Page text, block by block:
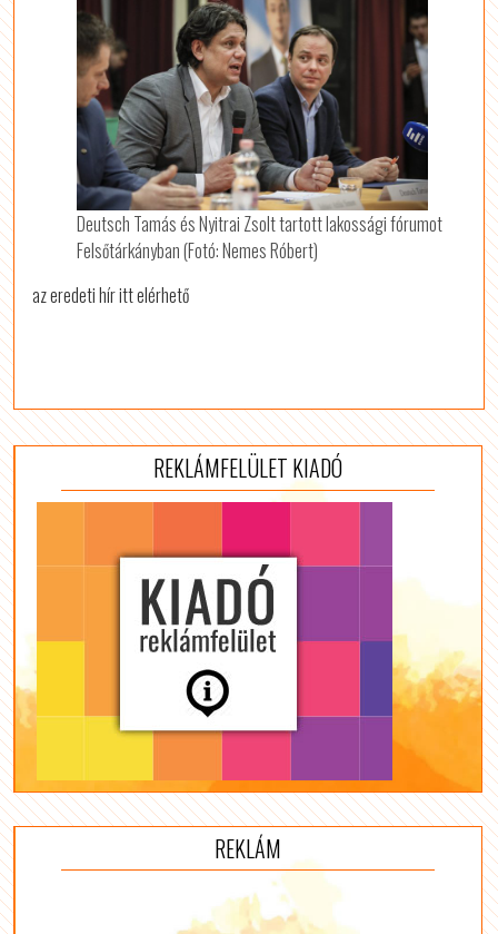
Deutsch Tamás és Nyitrai Zsolt tartott lakossági fórumot
Felsőtárkányban (Fotó: Nemes Róbert)
az eredeti hír itt elérhető
REKLÁMFELÜLET KIADÓ
REKLÁM